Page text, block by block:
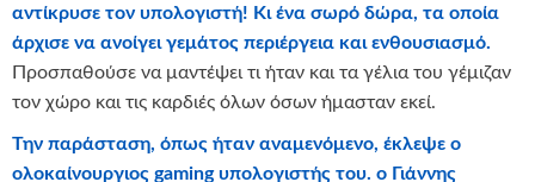
αντίκρυσε τον υπολογιστή! Κι ένα σωρό δώρα, τα οποία
άρχισε να ανοίγει γεμάτος περιέργεια και ενθουσιασμό.
Προσπαθούσε να μαντέψει τι ήταν και τα γέλια του γέμιζαν
τον χώρο και τις καρδιές όλων όσων ήμασταν εκεί.
Την παράσταση, όπως ήταν αναμενόμενο, έκλεψε ο
ολοκαίνουργιος gaming υπολογιστής του. ο Γιάννης